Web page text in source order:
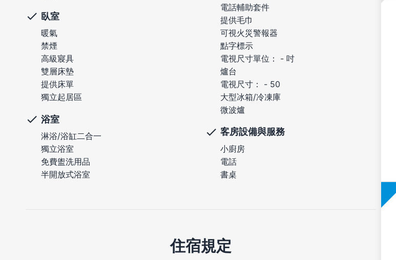
臥室
暖氣
禁煙
高級寢具
雙層床墊
提供床單
獨立起居區
浴室
淋浴/浴缸二合一
獨立浴室
免費盥洗用品
半開放式浴室
電話輔助套件
提供毛巾
可視火災警報器
點字標示
電視尺寸單位： - 吋
爐台
電視尺寸： - 50
大型冰箱/冷凍庫
微波爐
客房設備與服務
小廚房
電話
書桌
住宿規定